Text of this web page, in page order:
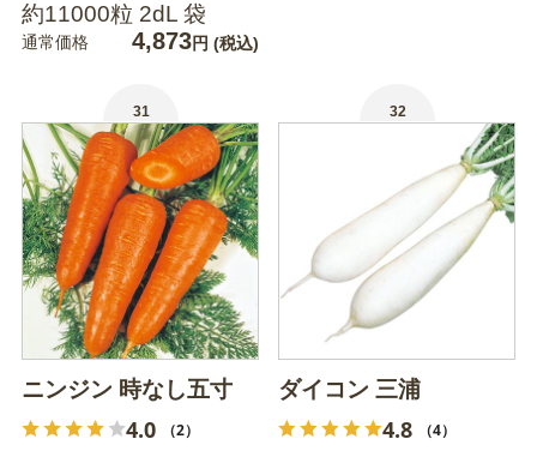
約11000粒 2dL 袋
通常価格 4,873円 (税込)
31
ニンジン 時なし五寸
4.0 （2）
32
ダイコン 三浦
4.8 （4）